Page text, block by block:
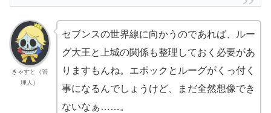
きゃすと（管
理人）
セブンスの世界線に向かうのであれば、ルー
グ大王と上城の関係も整理しておく必要があ
りますもんね。エポックとルーグがくっ付く
事になるんでしょうけど、まだ全然想像でき
ないなぁ……。